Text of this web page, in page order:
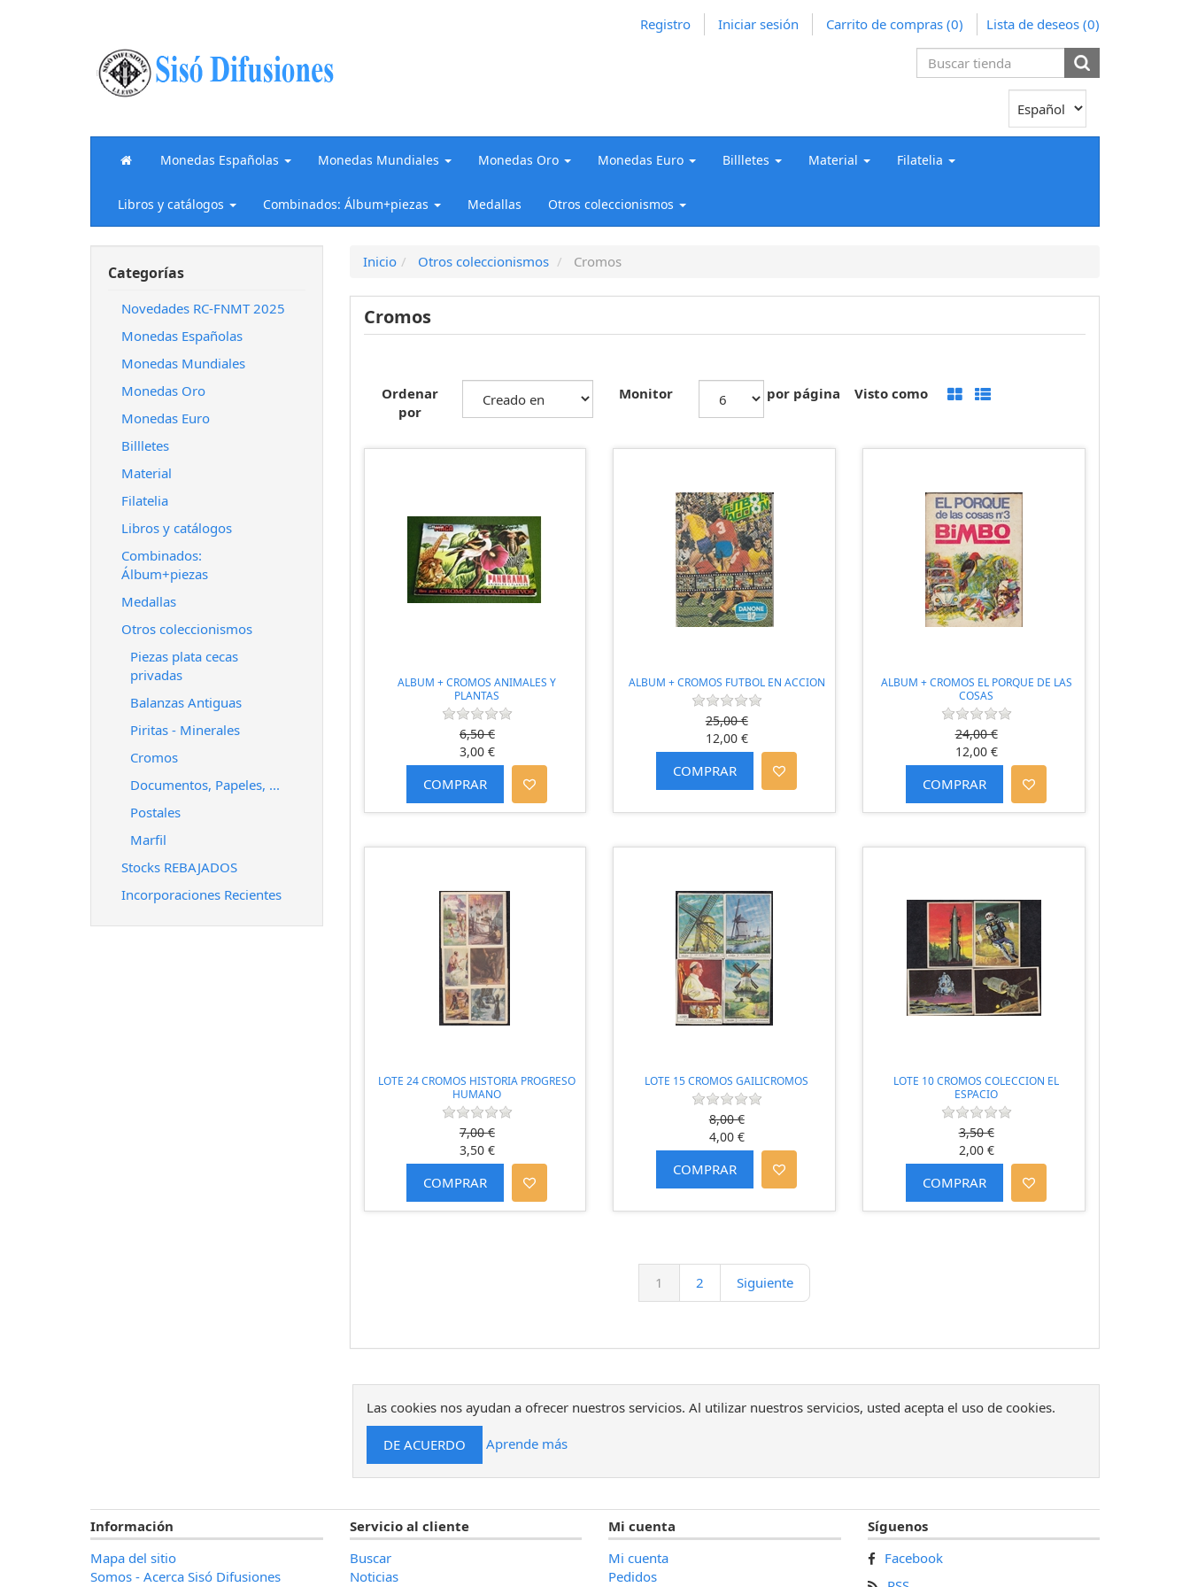
Registro Iniciar sesión Carrito de compras (0) Lista de deseos (0)
Monedas Españolas Monedas Mundiales Monedas Oro Monedas Euro Billletes Material Filatelia
Libros y catálogos Combinados: Álbum+piezas Medallas Otros coleccionismos
Categorías
Novedades RC-FNMT 2025
Monedas Españolas
Monedas Mundiales
Monedas Oro
Monedas Euro
Billletes
Material
Filatelia
Libros y catálogos
Combinados:
Álbum+piezas
Medallas
Otros coleccionismos
Piezas plata cecas
privadas
Balanzas Antiguas
Piritas - Minerales
Cromos
Documentos, Papeles, ...
Postales
Marfil
Stocks REBAJADOS
Incorporaciones Recientes
Inicio Otros coleccionismos Cromos
Cromos
Ordenar
por
Monitor por página Visto como
ALBUM + CROMOS ANIMALES Y
PLANTAS
6,50 €
3,00 €
ALBUM + CROMOS FUTBOL EN ACCION
25,00 €
12,00 €
ALBUM + CROMOS EL PORQUE DE LAS
COSAS
24,00 €
12,00 €
LOTE 24 CROMOS HISTORIA PROGRESO
HUMANO
7,00 €
3,50 €
LOTE 15 CROMOS GAILICROMOS
8,00 €
4,00 €
LOTE 10 CROMOS COLECCION EL
ESPACIO
3,50 €
2,00 €
1 2 Siguiente
Las cookies nos ayudan a ofrecer nuestros servicios. Al utilizar nuestros servicios, usted acepta el uso de cookies.
Aprende más
Información
Mapa del sitio
Somos - Acerca Sisó Difusiones
Servicio al cliente
Buscar
Noticias
Mi cuenta
Mi cuenta
Pedidos
Síguenos
Facebook